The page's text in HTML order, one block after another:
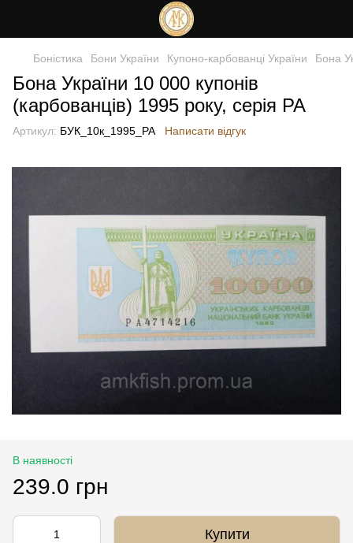
Боністика Бони України Купоно-карбованці України Бона
Бона України 10 000 купонів
(карбованців) 1995 року, серія РА
Артикул: БУК_10к_1995_РА Написати відгук
В наявності
239.0 грн
Купити